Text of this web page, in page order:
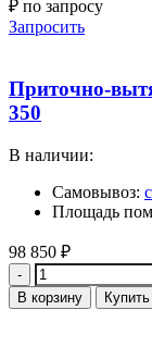
₽ по запросу
Запросить
Приточно-
350
В наличии:
Самовывоз:
Площадь
98 850 ₽
Количество
В корзину